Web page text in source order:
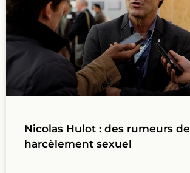
Nicolas Hulot : des rumeurs de
harcèlement sexuel